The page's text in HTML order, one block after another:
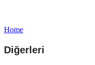
Home
Diğerleri